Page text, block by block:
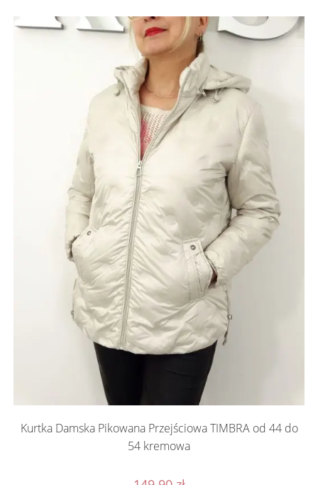
Opcje
można
wybrać
na
stronie
produktu
Kurtka Damska Pikowana Przejściowa TIMBRA od 44 do
54 kremowa